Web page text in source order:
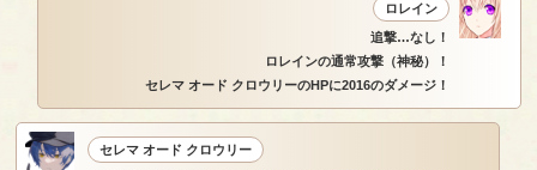
ロレイン
追撃…なし！
ロレインの通常攻撃（神秘）！
セレマ オード クロウリーのHPに2016のダメージ！
セレマ オード クロウリー